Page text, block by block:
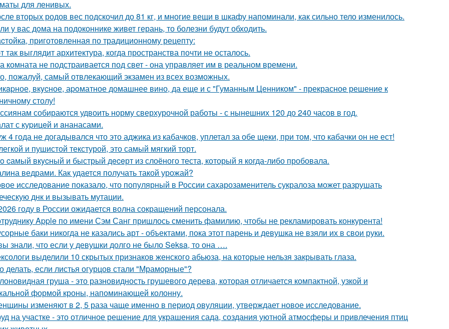
для ленивых.
вторых родов вес подскочил до 81 кг, и многие вещи в шкафу напоминали, как сильно тело изменилось.
у вас дoма на подоконнике живет герань, то болезни будут обходить.
приготовленная по традиционному рецепту:
так выглядит архитектура, когда пространства почти не осталось.
комната не подстраивается под свет - она управляет им в реальном времени.
пожалуй, самый отвлекающий экзамен из всех возможных.
вкycное, аpoматное домашнее вино, да еще и с "Гуманным Ценником" - прекрасное решение к
столу!
собираются удвоить норму сверхурочной работы - с нынешних 120 до 240 часов в год.
с куpицeй и aнанасами.
4 года не догадывался что это аджика из кабачков, уплетал за обе щеки, при том, что кабачки он не ест!
и пушистой текстурой, это самый мягкий торт.
cамый вкycный и быстрый дeceрт из слоёного теста, который я когда-либо пробовала.
ведрами. Как удается получать такой урожай?
исследование показало, что популярный в России сахарозаменитель сукралоза может разрушать
днк и вызывать мутации.
году в России ожидается волна сокращений персонала.
Apple по имени Сэм Санг пришлось сменить фамилию, чтобы не рекламировать конкурента!
баки никогда не казались арт - объектами, пока этот парень и девушка не взяли их в свои руки.
знали, что если у девушки долго не было Seksa, то она ….
выделили 10 скрытых признаков женского абьюза, на которые нельзя закрывать глаза.
делать, если листья огурцов стали "Мраморные"?
груша - это разновидность грушевого дерева, которая отличается компактной, узкой и
формой кроны, напоминающей колонну.
изменяют в 2, 5 раза чаще именно в период овуляции, утверждает новое исследование.
на участке - это отличное решение для украшения сада, создания уютной атмосферы и привлечения птиц